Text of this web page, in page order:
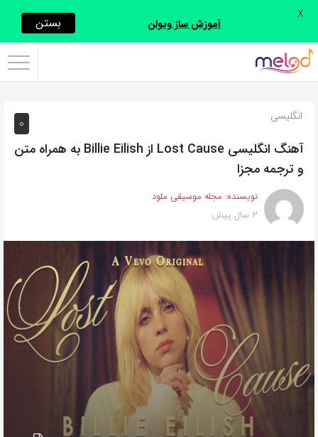
اشتراک
با
روش‌های
زیر
این
صفحه
را
دوستان
بگذارید.
0 انگلیسی
آهنگ انگلیسی Lost Cause از Billie Eilish به همراه متن
و ترجمه مجزا
نویسنده: مجله موسیقی ملود
2 سال پیش
آموزش ساز ویولن بستن X